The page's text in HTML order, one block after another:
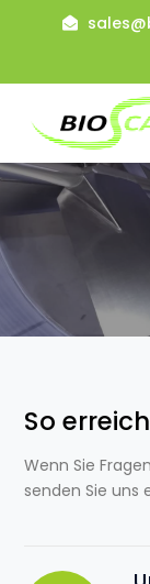
So
Wenn Sie
senden Sie uns